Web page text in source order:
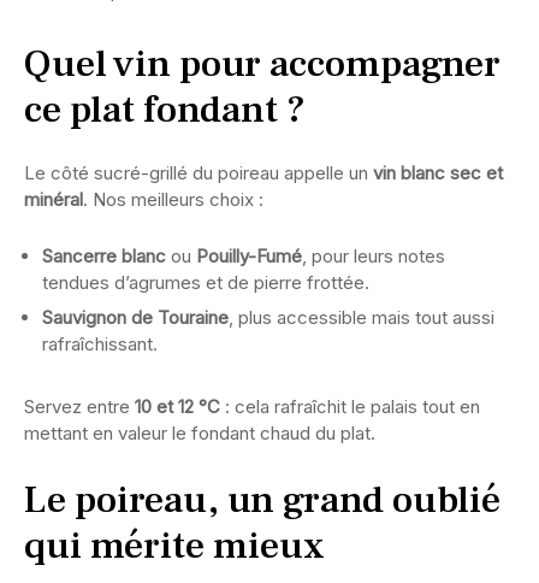
Quel vin pour accompagner
ce plat fondant ?
Le côté sucré-grillé du poireau appelle un vin blanc sec et
minéral. Nos meilleurs choix :
Sancerre blanc ou Pouilly-Fumé , pour leurs notes
tendues d’agrumes et de pierre frottée.
Sauvignon de Touraine, plus accessible mais tout aussi
rafraîchissant.
Servez entre 10 et 12 °C : cela rafraîchit le palais tout en
mettant en valeur le fondant chaud du plat.
Le poireau, un grand oublié
qui mérite mieux